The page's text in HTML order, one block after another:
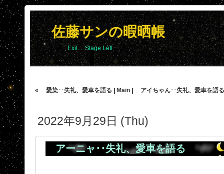
佐藤サンの暇晒帳
Exit.... Stage Left
« 愛染･･失礼、愛車を語る Main アイちゃん･･失礼、愛車を語
2022年9月29日 (Thu)
アーニャ･･失礼、愛車を語る